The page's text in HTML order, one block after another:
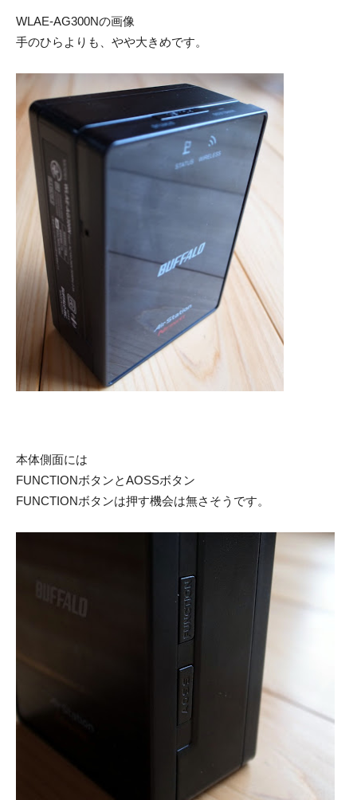
WLAE-AG300Nの画像
手のひらよりも、やや大きめです。
本体側面には
FUNCTIONボタンとAOSSボタン
FUNCTIONボタンは押す機会は無さそうです。